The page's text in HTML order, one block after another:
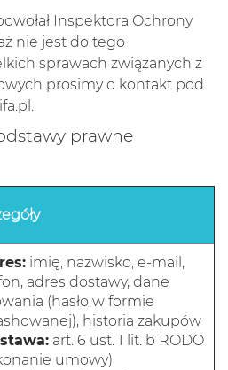
Inspektora Ochrony
nie jest do tego
sprawach związanych z
prosimy o kontakt pod
.
prawne
imię, nazwisko, e-mail,
adres dostawy, dane
(hasło w formie
historia zakupów
art. 6 ust. 1 lit. b RODO
umowy)